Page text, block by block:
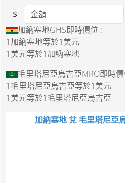
Amount
$
加納塞地GHS即時價位 :
1加納塞地等於1美元
1美元等於1加納塞地
毛里塔尼亞烏吉亞MRO即時
1毛里塔尼亞烏吉亞等於1美元
1美元等於1毛里塔尼亞烏吉亞
加納塞地 兌 毛里塔尼亞